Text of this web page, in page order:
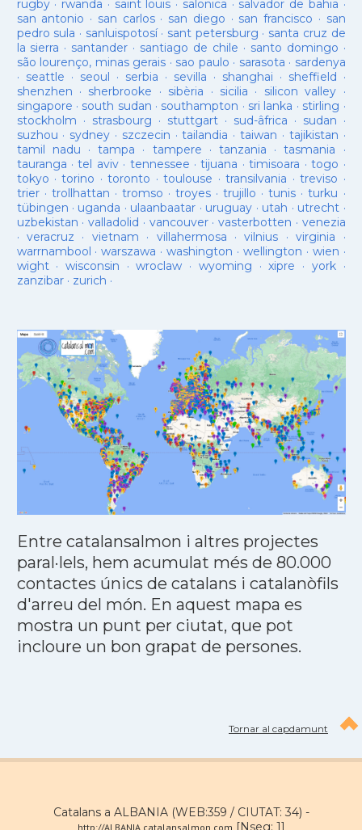
rugby· rwanda · saint louis · salonica · salvador de bahia ·
san antonio · san carlos· san diego · san francisco · san
pedro sula · sanluispotosí· sant petersburg · santa cruz de
la sierra · santander · santiago de chile · santo domingo ·
são lourenço, minas gerais · sao paulo · sarasota · sardenya
· seattle · seoul · serbia · sevilla · shanghai · sheffield ·
shenzhen · sherbrooke · sibèria · sicilia · silicon valley ·
singapore · south sudan · southampton · sri lanka · stirling ·
stockholm · strasbourg · stuttgart· sud-âfrica · sudan ·
suzhou · sydney · szczecin ·tailandia ·taiwan · tajikistan ·
tamil nadu ·tampa · tampere · tanzania ·tasmania ·
tauranga ·tel aviv· tennessee ·tijuana ·timisoara ·togo ·
tokyo ·torino ·toronto ·toulouse ·transilvania ·treviso ·
trier· trollhattan · tromso · troyes·trujillo ·tunis ·turku ·
tübingen · uganda · ulaanbaatar · uruguay · utah · utrecht ·
uzbekistan · valladolid · vancouver· vasterbotten · venezia
· veracruz · vietnam · villahermosa ·vilnius ·virginia ·
warrnambool ·warszawa ·washington · wellington · wien ·
wight· wisconsin ·wroclaw · wyoming ·xipre · york·
zanzibar· zurich ·
Entre catalansalmon i altres projectes
paral·lels, hem acumulat més de 80.000
contactes únics de catalans i catalanòfils
d'arreu del món. En aquest mapa es
mostra un punt per ciutat, que pot
incloure un bon grapat de persones.
Tornar al capdamunt
Catalans a ALBANIA (WEB:359 / CIUTAT: 34) -
http://ALBANIA.catalansalmon.com [Nseg: 1]